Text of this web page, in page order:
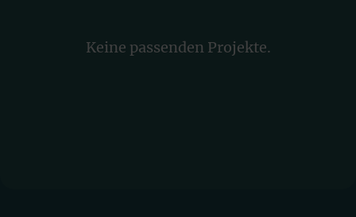
Keine passenden Projekte.